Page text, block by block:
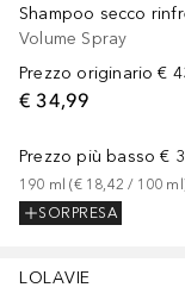
Volume Spray
Prezzo originario €
€ 34,99
Prezzo più basso €
190 ml (€ 18,42 / 100 ml
SORPRESA
LOLAVIE